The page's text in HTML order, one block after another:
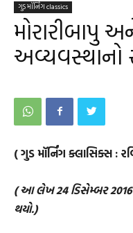
ગુડ મૉર્નિંગ classics
મોરારીબાપુ
અવ્યવસ્થાનો
( ગુડ મૉર્નિંગ ક્લાસિક્સ :
( આ લેખ 24 ડિસેમ્બર
થયો.)